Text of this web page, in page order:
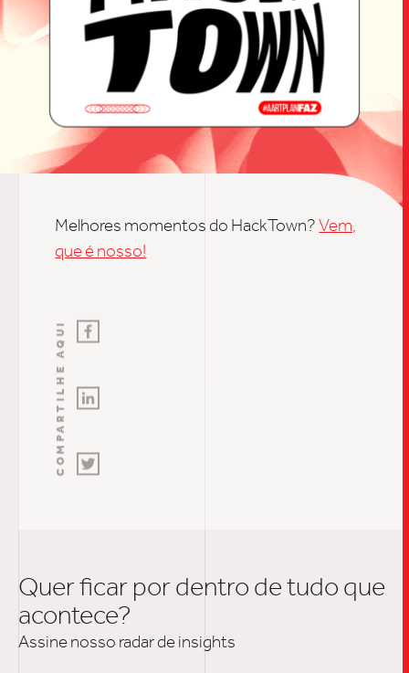
Melhores momentos do HackTown?Vem,
que é nosso!
COMPARTILHE AQUI
Quer ficar por dentro de tudo que
acontece?
Assine nosso radar de insights